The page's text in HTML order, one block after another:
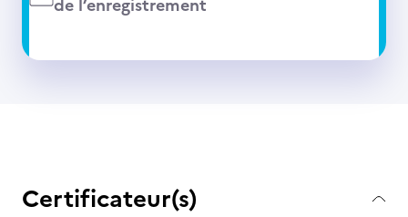
de l’enregistrement
Certificateur(s)